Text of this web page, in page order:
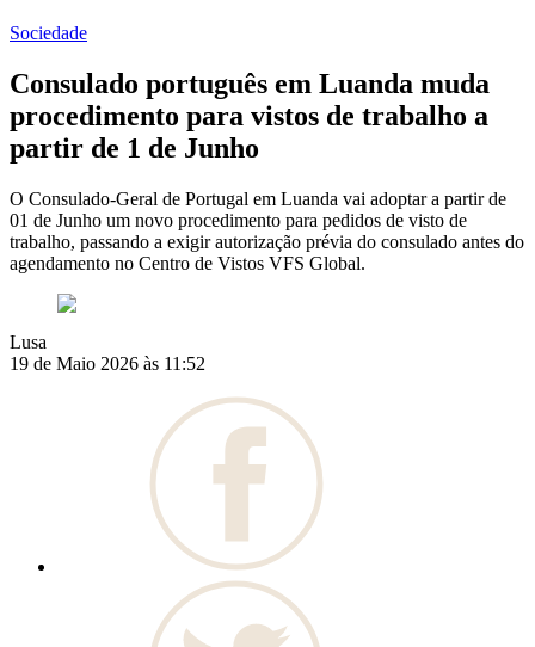
Sociedade
Consulado português em Luanda muda
procedimento para vistos de trabalho a
partir de 1 de Junho
O Consulado-Geral de Portugal em Luanda vai adoptar a partir de
01 de Junho um novo procedimento para pedidos de visto de
trabalho, passando a exigir autorização prévia do consulado antes do
agendamento no Centro de Vistos VFS Global.
Lusa
19 de Maio 2026 às 11:52